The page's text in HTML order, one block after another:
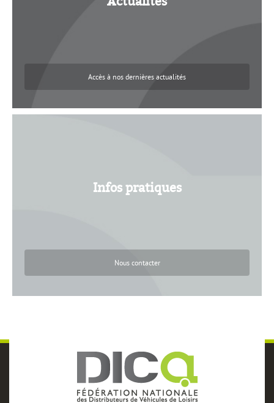
Accès à nos dernières actualités
Infos pratiques
Nous contacter
Nous contacter